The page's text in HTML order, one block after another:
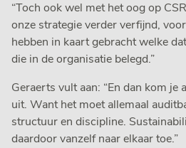
“Toch ook wel met het oog op
onze strategie verder verfijnd,
hebben in kaart gebracht welke
die in de organisatie belegd.”
Geraerts vult aan: “En dan kom je
uit. Want het moet allemaal
structuur en discipline.
daardoor vanzelf naar elkaar toe.”